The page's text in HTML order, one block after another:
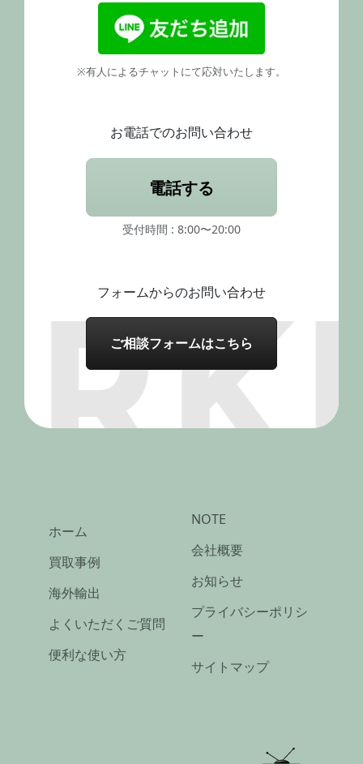
※有人によるチャットにて応対いたします。
お電話でのお問い合わせ
電話する
受付時間 : 8:00〜20:00
フォームからのお問い合わせ
ご相談フォームはこちら
ホーム
買取事例
海外輸出
よくいただくご質問
便利な使い方
NOTE
会社概要
お知らせ
プライバシーポリシ
ー
サイトマップ